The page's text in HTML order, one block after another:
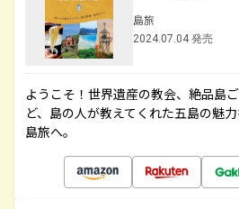
島旅
2024.07.04 発売
ようこそ！世界遺産の教会、絶品島
ど、島の人が教えてくれた五島の魅
島旅へ。